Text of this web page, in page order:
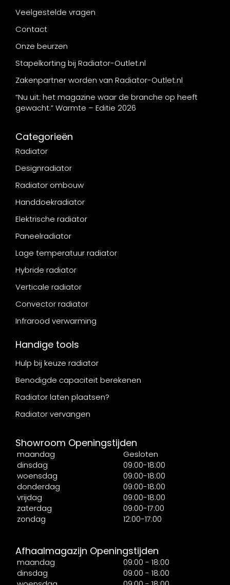
Veelgestelde vragen
Contact
Onze beurzen
Stapelkorting bij Radiator-Outlet.nl
Zakenpartner worden van Radiator-Outlet.nl
“Nu uit: het magazine waar de branche op heeft
gewacht.” Warmte – Editie 2026
Categorieën
Radiator
Designradiator
Radiator ombouw
Handdoekradiator
Elektrische radiator
Paneelradiator
Lage temperatuur radiator
Hybride radiator
Verticale radiator
Convector radiator
Infrarood verwarming
Handige tools
Hulp bij keuze radiator
Benodigde capaciteit berekenen
Radiator laten plaatsen?
Radiator vervangen
Showroom Openingstijden
maandag
Gesloten
dinsdag
09:00-18:00
woensdag
09:00-18:00
donderdag
09:00-18:00
vrijdag
09:00-18:00
zaterdag
09:00-17:00
zondag
12:00-17:00
Afhaalmagazijn Openingstijden
maandag
09:00 - 18:00
dinsdag
09:00 - 18:00